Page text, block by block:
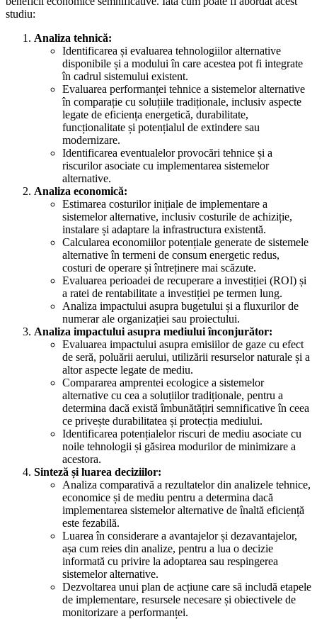
studiu:
Analiza tehnică:
Identificarea și evaluarea tehnologiilor alternative
disponibile și a modului în care acestea pot fi integrate
în cadrul sistemului existent.
Evaluarea performanței tehnice a sistemelor alternative
în comparație cu soluțiile tradiționale, inclusiv aspecte
legate de eficiența energetică, durabilitate,
funcționalitate și potențialul de extindere sau
modernizare.
Identificarea eventualelor provocări tehnice și a
riscurilor asociate cu implementarea sistemelor
alternative.
Analiza economică:
Estimarea costurilor inițiale de implementare a
sistemelor alternative, inclusiv costurile de achiziție,
instalare și adaptare la infrastructura existentă.
Calcularea economiilor potențiale generate de sistemele
alternative în termeni de consum energetic redus,
costuri de operare și întreținere mai scăzute.
Evaluarea perioadei de recuperare a investiției (ROI) și
a ratei de rentabilitate a investiției pe termen lung.
Analiza impactului asupra bugetului și a fluxurilor de
numerar ale organizației sau proiectului.
Analiza impactului asupra mediului înconjurător:
Evaluarea impactului asupra emisiilor de gaze cu efect
de seră, poluării aerului, utilizării resurselor naturale și a
altor aspecte legate de mediu.
Compararea amprentei ecologice a sistemelor
alternative cu cea a soluțiilor tradiționale, pentru a
determina dacă există îmbunătățiri semnificative în ceea
ce privește durabilitatea și protecția mediului.
Identificarea potențialelor riscuri de mediu asociate cu
noile tehnologii și găsirea modurilor de minimizare a
acestora.
Sinteză și luarea deciziilor:
Analiza comparativă a rezultatelor din analizele tehnice,
economice și de mediu pentru a determina dacă
implementarea sistemelor alternative de înaltă eficiență
este fezabilă.
Luarea în considerare a avantajelor și dezavantajelor,
așa cum reies din analize, pentru a lua o decizie
informată cu privire la adoptarea sau respingerea
sistemelor alternative.
Dezvoltarea unui plan de acțiune care să includă etapele
de implementare, resursele necesare și obiectivele de
monitorizare a performanței.